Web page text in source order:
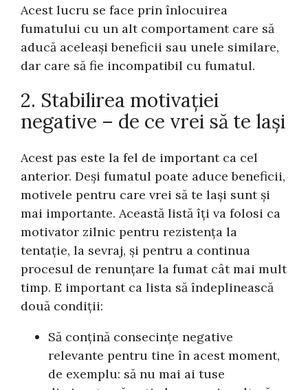
Acest lucru se face prin înlocuirea
fumatului cu un alt comportament care să
aducă aceleași beneficii sau unele similare,
dar care să fie incompatibil cu fumatul.
2. Stabilirea motivației
negative – de ce vrei să te lași
Acest pas este la fel de important ca cel
anterior. Deși fumatul poate aduce beneficii,
motivele pentru care vrei să te lași sunt și
mai importante. Această listă îți va folosi ca
motivator zilnic pentru rezistența la
tentație, la sevraj, și pentru a continua
procesul de renunțare la fumat cât mai mult
timp. E important ca lista să îndeplinească
două condiții:
Să conțină consecințe negative
relevante pentru tine în acest moment,
de exemplu: să nu mai ai tuse